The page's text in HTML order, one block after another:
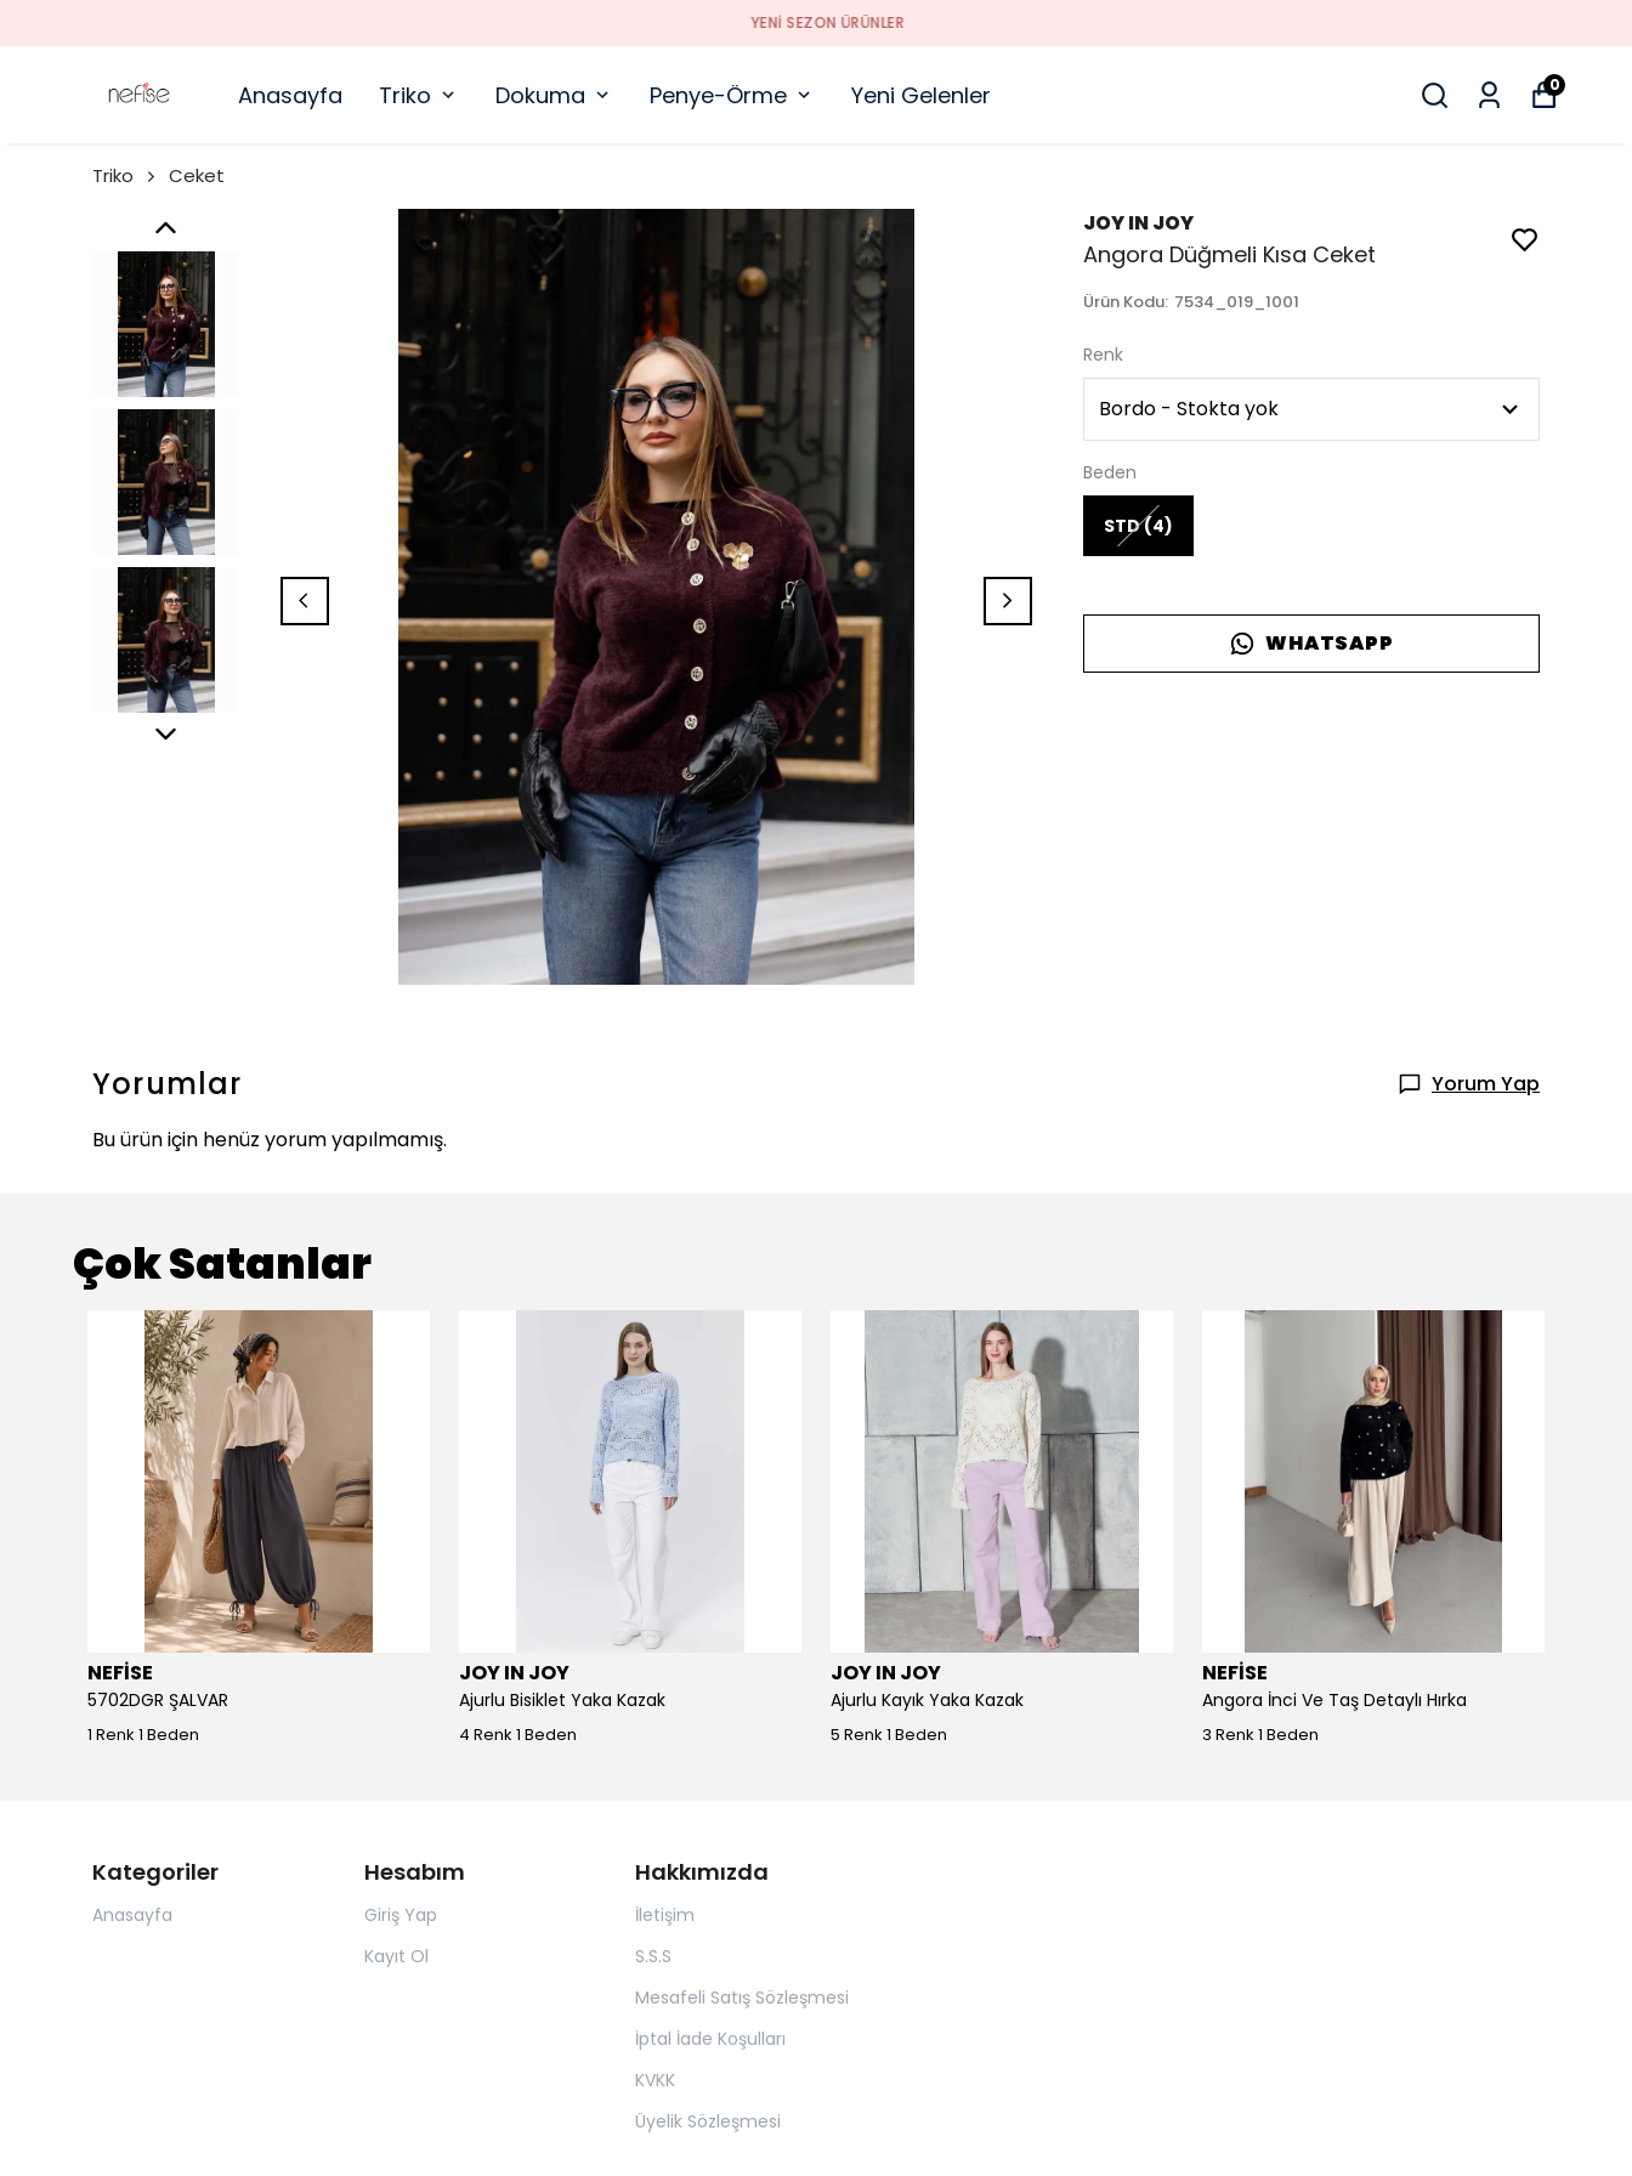
YENI SEZON ÜRÜNLER
Anasayfa Triko Dokuma Penye-Örme Yeni Gelenler 0
Triko Ceket
JOY IN JOY
Angora Düğmeli Kısa Ceket
Ürün Kodu: 7534_019_1001
Renk
Beden
STD (4)
WHATSAPP
Yorumlar
Yorum Yap
Bu ürün için henüz yorum yapılmamış.
Çok Satanlar
NEFİSE
5702DGR ŞALVAR
1 Renk 1 Beden
JOY IN JOY
Ajurlu Bisiklet Yaka Kazak
4 Renk 1 Beden
JOY IN JOY
Ajurlu Kayık Yaka Kazak
5 Renk 1 Beden
NEFİSE
Angora İnci Ve Taş Detaylı Hırka
3 Renk 1 Beden
Kategoriler
Anasayfa
Hesabım
Giriş Yap
Kayıt Ol
Hakkımızda
İletişim
S.S.S
Mesafeli Satış Sözleşmesi
İptal İade Koşulları
KVKK
Üyelik Sözleşmesi